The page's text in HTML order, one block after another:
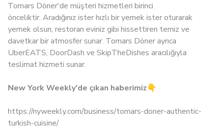
Tomars Döner'de müşteri hizmetleri birinci
önceliktir. Aradığınız ister hızlı bir yemek ister oturarak
yemek olsun, restoran eviniz gibi hissettiren temiz ve
davetkar bir atmosfer sunar. Tomars Döner ayrıca
UberEATS, DoorDash ve SkipTheDishes aracılığıyla
teslimat hizmeti sunar.
New York Weekly'de çıkan haberimiz👇​
https://nyweekly.com/business/tomars-doner-authentic-
turkish-cuisine/